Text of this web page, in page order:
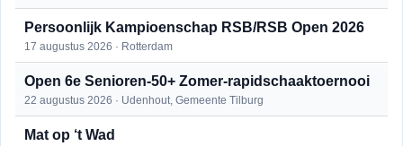
Persoonlijk Kampioenschap RSB/RSB Open 2026
17 augustus 2026 · Rotterdam
Open 6e Senioren-50+ Zomer-rapidschaaktoernooi
22 augustus 2026 · Udenhout, Gemeente Tilburg
Mat op ‘t Wad